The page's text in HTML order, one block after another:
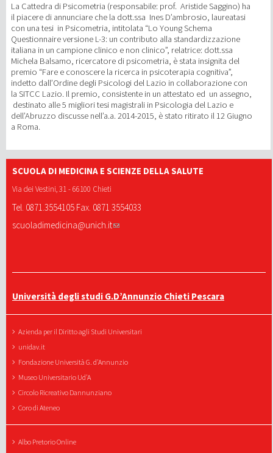
La Cattedra di Psicometria (responsabile: prof. Aristide Saggino) ha
il piacere di annunciare che la dott.ssa Ines D’ambrosio, laureatasi
con una tesi in Psicometria, intitolata “Lo Young Schema
Questionnaire versione L-3: un contributo alla standardizzazione
italiana in un campione clinico e non clinico”, relatrice: dott.ssa
Michela Balsamo, ricercatore di psicometria, è stata insignita del
premio “Fare e conoscere la ricerca in psicoterapia cognitiva”,
indetto dall’Ordine degli Psicologi del Lazio in collaborazione con
la SITCC Lazio. Il premio, consistente in un attestato ed un assegno,
destinato alle 5 migliori tesi magistrali in Psicologia del Lazio e
dell’Abruzzo discusse nell’a.a. 2014-2015, è stato ritirato il 12 Giugno
a Roma.
SCUOLA DI MEDICINA E SCIENZE DELLA SALUTE
Via dei Vestini, 31 - 66100 Chieti
Tel. 0871.3554105 Fax. 0871 3554033
scuoladimedicina@unich.it
Università degli studi G.D’Annunzio Chieti Pescara
Azienda per il Diritto agli Studi Universitari
unidav.it
Fondazione Università G. d'Annunzio
Museo Universitario Ud'A
Circolo Ricreativo Dannunziano
Coro di Ateneo
Albo Pretorio Online